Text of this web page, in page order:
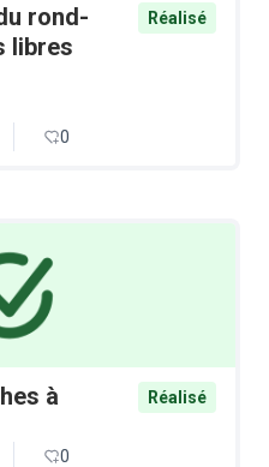
rond-
libres
Réalisé
0
à
Réalisé
0